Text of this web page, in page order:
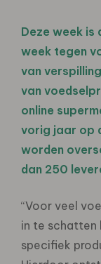
Deze week is
week tegen
van
van
online
vorig jaar op
worden
dan 250
“Voor veel
in te schatten
specifiek